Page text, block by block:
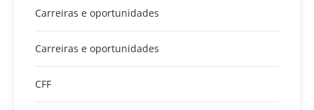
Carreiras e oportunidades
Carreiras e oportunidades
CFF